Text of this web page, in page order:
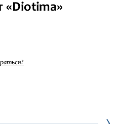
«Diotima»